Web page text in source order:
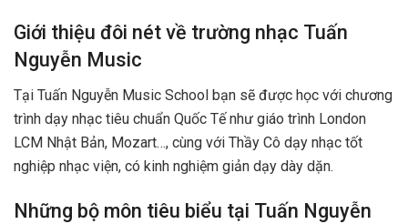
Giới thiệu đôi nét về trường nhạc Tuấn
Nguyễn Music
Tại Tuấn Nguyễn Music School bạn sẽ được học với chương
trình dạy nhạc tiêu chuẩn Quốc Tế như giáo trình London
LCM Nhật Bản, Mozart…, cùng với Thầy Cô dạy nhạc tốt
nghiệp nhạc viện, có kinh nghiệm giản dạy dày dặn.
Những bộ môn tiêu biểu tại Tuấn Nguyễn